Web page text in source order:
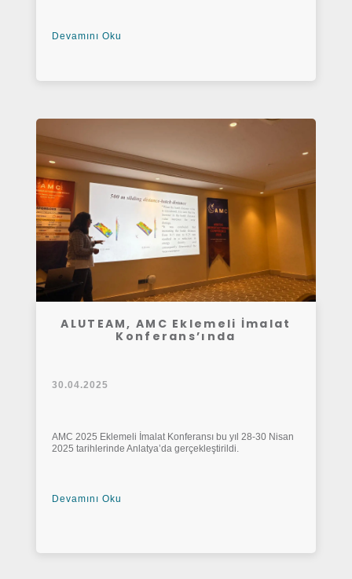
Devamını Oku
ALUTEAM, AMC Eklemeli İmalat
Konferans’ında
30.04.2025
AMC 2025 Eklemeli İmalat Konferansı bu yıl 28-30 Nisan
2025 tarihlerinde Anlatya’da gerçekleştirildi.
Devamını Oku